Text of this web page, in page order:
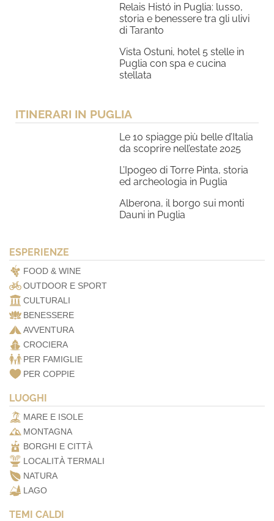
Relais Histó in Puglia: lusso,
storia e benessere tra gli ulivi
di Taranto
Vista Ostuni, hotel 5 stelle in
Puglia con spa e cucina
stellata
ITINERARI IN PUGLIA
Le 10 spiagge più belle d’Italia
da scoprire nell’estate 2025
L’Ipogeo di Torre Pinta, storia
ed archeologia in Puglia
Alberona, il borgo sui monti
Dauni in Puglia
ESPERIENZE
FOOD & WINE
OUTDOOR E SPORT
CULTURALI
BENESSERE
AVVENTURA
CROCIERA
PER FAMIGLIE
PER COPPIE
LUOGHI
MARE E ISOLE
MONTAGNA
BORGHI E CITTÀ
LOCALITÀ TERMALI
NATURA
LAGO
TEMI CALDI